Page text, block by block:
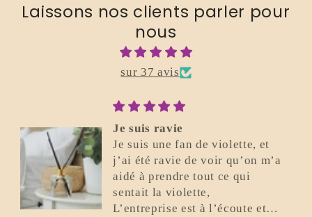
Laissons nos clients parler pour
nous
sur 37 avis
Je suis ravie
Je suis une fan de violette, et
j’ai été ravie de voir qu’on m’a
aidé à prendre tout ce qui
sentait la violette,
L’entreprise est à l’écoute et